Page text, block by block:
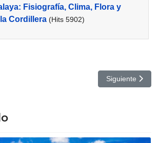
Fisiografía, Clima, Flora y
Cordillera (Hits 5902)
Filipinas, el Archipiélago de las 7.000
Artículo
Siguiente